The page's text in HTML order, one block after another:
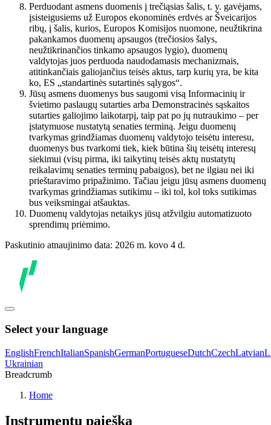
Perduodant asmens duomenis į trečiąsias šalis, t. y. gavėjams,
įsisteigusiems už Europos ekonominės erdvės ar Šveicarijos
ribų, į šalis, kurios, Europos Komisijos nuomone, neužtikrina
pakankamos duomenų apsaugos (trečiosios šalys,
neužtikrinančios tinkamo apsaugos lygio), duomenų
valdytojas juos perduoda naudodamasis mechanizmais,
atitinkančiais galiojančius teisės aktus, tarp kurių yra, be kita
ko, ES „standartinės sutartinės sąlygos“.
Jūsų asmens duomenys bus saugomi visą Informacinių ir
švietimo paslaugų sutarties arba Demonstracinės sąskaitos
sutarties galiojimo laikotarpį, taip pat po jų nutraukimo – per
įstatymuose nustatytą senaties terminą. Jeigu duomenų
tvarkymas grindžiamas duomenų valdytojo teisėtu interesu,
duomenys bus tvarkomi tiek, kiek būtina šių teisėtų interesų
siekimui (visų pirma, iki taikytinų teisės aktų nustatytų
reikalavimų senaties terminų pabaigos), bet ne ilgiau nei iki
prieštaravimo pripažinimo. Tačiau jeigu jūsų asmens duomenų
tvarkymas grindžiamas sutikimu – iki tol, kol toks sutikimas
bus veiksmingai atšauktas.
Duomenų valdytojas netaikys jūsų atžvilgiu automatizuoto
sprendimų priėmimo.
Paskutinio atnaujinimo data: 2026 m. kovo 4 d.
Select your language
EnglishFrenchItalianSpanishGermanPortugueseDutchCzechLatvian
Ukrainian
Breadcrumb
Home
Instrumentų paieška